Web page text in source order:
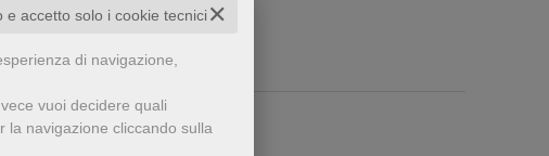
✕
e accetto solo i cookie tecnici
di navigazione,
vuoi decidere quali
la navigazione cliccando sulla